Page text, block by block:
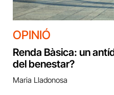
OPINIÓ
Renda Bàsica: un
del benestar?
Maria Lladonosa